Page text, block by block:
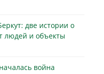
две истории о
людей и объекты
война